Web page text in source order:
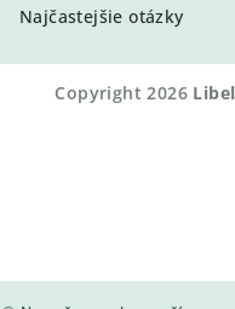
Najčastejšie otázky
Copyright 2026